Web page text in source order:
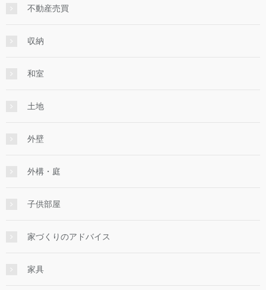
不動産売買
収納
和室
土地
外壁
外構・庭
子供部屋
家づくりのアドバイス
家具